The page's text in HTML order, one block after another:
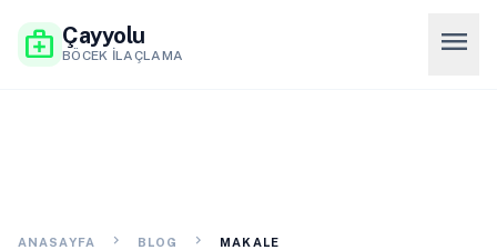
medical_services Çayyolu
BÖCEK İLAÇLAMA menu
ANASAYFA chevron_right BLOG chevron_right MAKALE